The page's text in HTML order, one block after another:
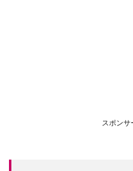
スポンサ